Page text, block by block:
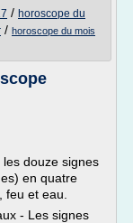
/ horoscope du
/ horoscope du mois
douze signes
en quatre
et eau.
- Les signes